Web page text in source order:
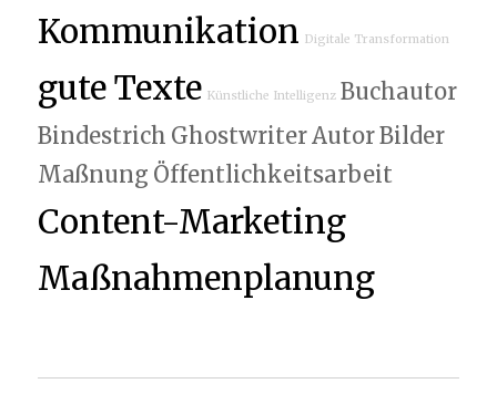
Kommunikation Digitale Transformation
gute Texte Künstliche Intelligenz Buchautor
Bindestrich GhostwriterAutorBilder
Maßnung Öffentlichkeitsarbeit
Content-Marketing
Maßnahmenplanung